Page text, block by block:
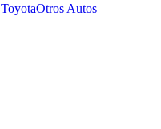
ToyotaOtros Autos